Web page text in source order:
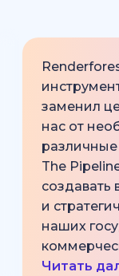
заменил
нас от
The
создавать
и
наших
Читать